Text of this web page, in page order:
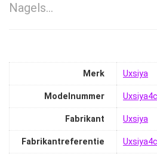
Nagels…
Merk ‎Uxsiya
Modelnummer
Fabrikant ‎Uxsiya
Fabrikantreferentie